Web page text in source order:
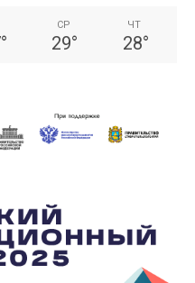
°
СР
29°
ЧТ
28°